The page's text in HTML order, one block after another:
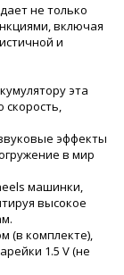
не только
включая
и
эта
эффекты
в мир
машинки,
высокое
(в комплекте),
1.5 V (не